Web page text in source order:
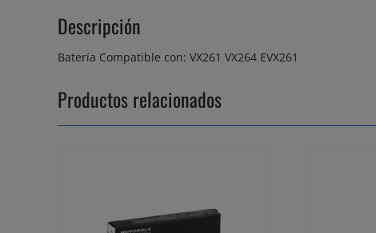
Descripción
Batería Compatible con: VX261 VX264 EVX261
Productos relacionados